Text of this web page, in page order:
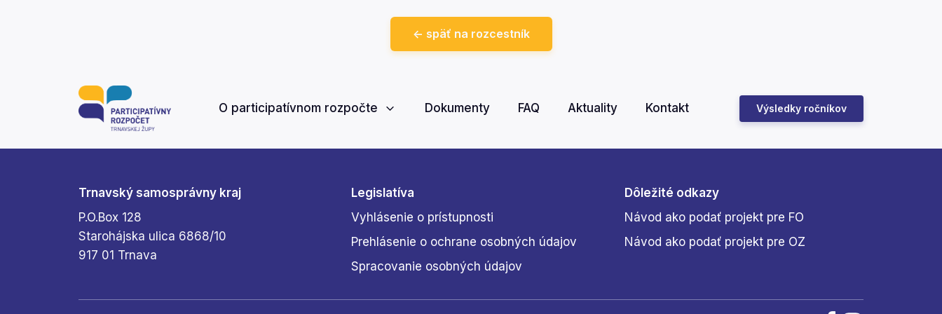
<- späť na rozcestník
O participatívnom rozpočte Dokumenty FAQ Aktuality Kontakt Výsledky ročníkov
Trnavský samosprávny kraj
P.O.Box 128
Starohájska ulica 6868/10
917 01 Trnava
Legislatíva
Vyhlásenie o prístupnosti
Prehlásenie o ochrane osobných údajov
Spracovanie osobných údajov
Dôležité odkazy
Návod ako podať projekt pre FO
Návod ako podať projekt pre OZ